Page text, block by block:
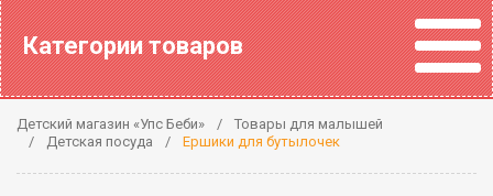
Категории товаров
Детский магазин «Упс Беби»
Товары для малышей
Детская посуда
Ершики для бутылочек